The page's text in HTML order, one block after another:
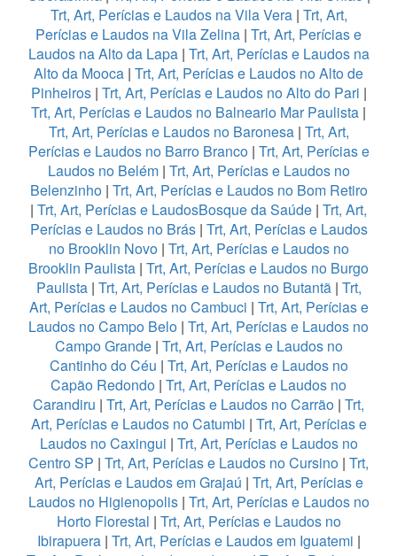
Trt, Art, Perícias e Laudos na Vila Vera| Trt, Art,
Perícias e Laudos na Vila Zelina | Trt, Art, Perícias e
Laudos na Alto da Lapa| Trt, Art, Perícias e Laudos na
Alto da Mooca | Trt, Art, Perícias e Laudos no Alto de
Pinheiros| Trt, Art, Perícias e Laudos no Alto do Pari |
Trt, Art, Perícias e Laudos no Balneario Mar Paulista |
Trt, Art, Perícias e Laudos no Baronesa| Trt, Art,
Perícias e Laudos no Barro Branco| Trt, Art, Perícias e
Laudos no Belém| Trt, Art, Perícias e Laudos no
Belenzinho| Trt, Art, Perícias e Laudos no Bom Retiro
| Trt, Art, Perícias e LaudosBosque da Saúde | Trt, Art,
Perícias e Laudos no Brás| Trt, Art, Perícias e Laudos
no Brooklin Novo| Trt, Art, Perícias e Laudos no
Brooklin Paulista | Trt, Art, Perícias e Laudos no Burgo
Paulista| Trt, Art, Perícias e Laudos no Butantã| Trt,
Art, Perícias e Laudos no Cambuci | Trt, Art, Perícias e
Laudos no Campo Belo | Trt, Art, Perícias e Laudos no
Campo Grande| Trt, Art, Perícias e Laudos no
Cantinho do Céu | Trt, Art, Perícias e Laudos no
Capão Redondo | Trt, Art, Perícias e Laudos no
Carandiru | Trt, Art, Perícias e Laudos no Carrão | Trt,
Art, Perícias e Laudos no Catumbi | Trt, Art, Perícias e
Laudos no Caxingui | Trt, Art, Perícias e Laudos no
Centro SP | Trt, Art, Perícias e Laudos no Cursino | Trt,
Art, Perícias e Laudos em Grajaú | Trt, Art, Perícias e
Laudos no Higienopolis| Trt, Art, Perícias e Laudos no
Horto Florestal | Trt, Art, Perícias e Laudos no
Ibirapuera| Trt, Art, Perícias e Laudos em Iguatemi |